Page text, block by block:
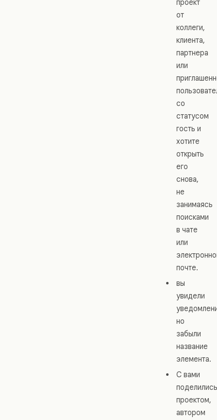
проект
от
коллеги,
клиента,
партнера
или
со
статусом
гость и
хотите
открыть
его
снова,
не
занимаясь
поисками
в чате
или
почте.
вы
увидели
но
забыли
название
элемента.
С вами
поделились
проектом,
автором